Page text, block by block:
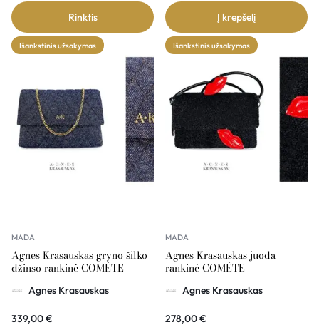
Rinktis Į krepšelį
Išankstinis užsakymas
MADA
Agnes Krasauskas gryno šilko
džinso rankinė COMÉTE
Agnes Krasauskas
339,00€
Išankstinis užsakymas
MADA
Agnes Krasauskas juoda
rankinė COMÉTE
Agnes Krasauskas
278,00€